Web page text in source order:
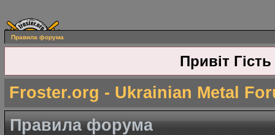
Правила форума
Привіт Гість
Froster.org - Ukrainian Metal
Правила форума